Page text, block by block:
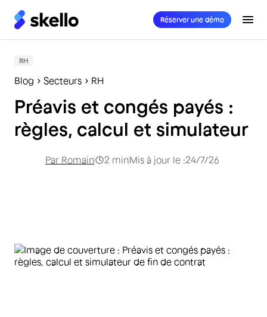
Réserver une démo
RH
Blog Secteurs RH
Préavis et congés payés :
règles, calcul et simulateur
Par Romain 2 minMis à jour le :24/7/26